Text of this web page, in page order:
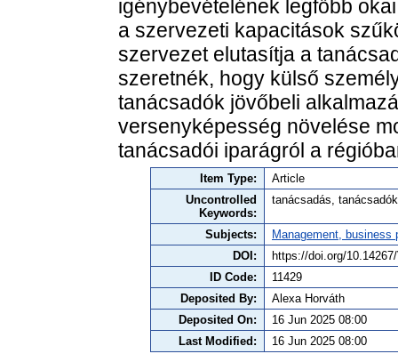
igénybevételének legfőbb
a szervezeti kapacitások
szervezet elutasítja a
szeretnék, hogy külső
tanácsadók jövőbeli
versenyképesség növelése
tanácsadói iparágról a
Item Type:
Article
Uncontrolled
Keywords:
tanácsadás,
Subjects:
Management,
DOI:
https://doi.org/
ID Code:
11429
Deposited By:
Alexa Horváth
Deposited On:
16 Jun 2025 08:00
Last Modified:
16 Jun 2025 08:00